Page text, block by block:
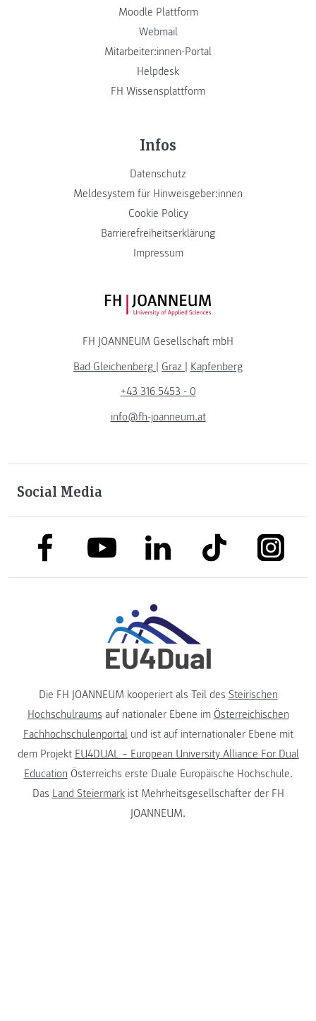
Moodle Plattform
Webmail
Mitarbeiter:innen-Portal
Helpdesk
FH Wissensplattform
Infos
Datenschutz
Meldesystem für Hinweisgeber:innen
Cookie Policy
Barrierefreiheitserklärung
Impressum
FH JOANNEUM Logo
FH JOANNEUM Gesellschaft mbH
Bad Gleichenberg | Graz | Kapfenberg
+43 316 5453 - 0
info@fh-joanneum.at
Social Media
link to facebooklink to youtubelink to linkedinlink to tiktok link to
Die FH JOANNEUM kooperiert als Teil des Steirischen
Hochschulraums auf nationaler Ebene im Österreichischen
Fachhochschulenportalund ist auf internationaler Ebene mit
dem Projekt EU4DUAL – European University Alliance For Dual
Education Österreichs erste Duale Europäische Hochschule.
Das Land Steiermarkist Mehrheitsgesellschafter der FH
JOANNEUM.